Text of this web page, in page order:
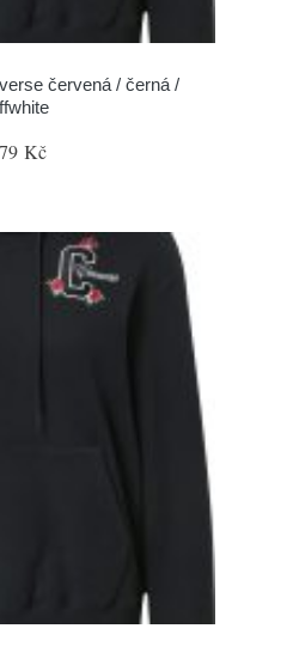
červená / černá /
Kč